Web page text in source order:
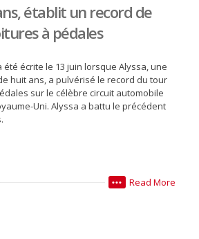
établit un record de
à pédales
été écrite le 13 juin lorsque Alyssa, une
huit ans, a pulvérisé le record du tour
sur le célèbre circuit automobile
Uni. Alyssa a battu le précédent
Read More
•••